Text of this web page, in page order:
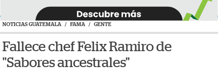
NOTICIAS GUATEMALA / FAMA / GENTE
Fallece chef Felix Ramiro de
"Sabores ancestrales"